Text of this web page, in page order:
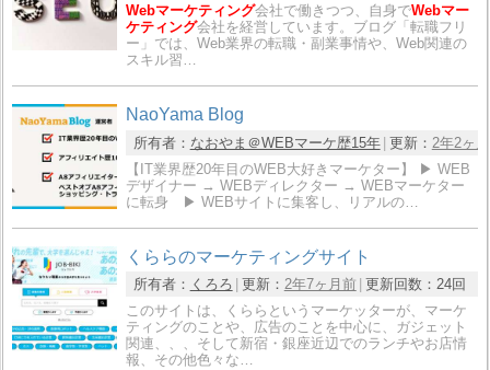
Webマーケティング会社で働きつつ、自身でWebマー
ケティング会社を経営しています。ブログ「転職フリ
ー」では、Web業界の転職・副業事情や、Web関連の
スキル習…
NaoYama Blog
所有者： なおやま＠WEBマーケ歴15年 更新： 2年2ヶ
【IT業界歴20年目のWEB大好きマーケター】 ▶︎ WEB
デザイナー → WEBディレクター → WEBマーケター
に転身 ▶︎ WEBサイトに集客し、リアルの…
くららのマーケティングサイト
所有者： くろろ 更新： 2年7ヶ月前 更新回数： 24回
このサイトは、くららというマーケッターが、マーケ
ティングのことや、広告のことを中心に、ガジェット
関連、、、そして新宿・銀座近辺でのランチやお店情
報、その他色々な…